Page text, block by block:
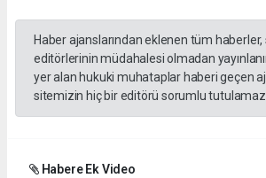
Haber ajanslarından eklenen tüm
editörlerinin müdahalesi olmadan
yer alan hukuki muhataplar haberi geçen
sitemizin hiç bir editörü sorumlu
Habere Ek Video